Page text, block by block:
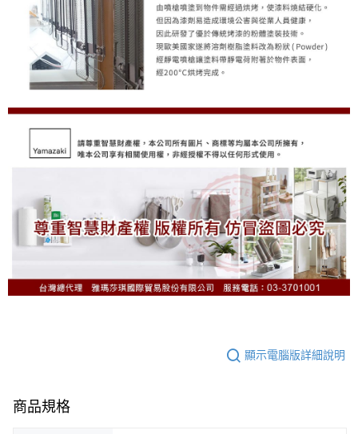
顯示電腦版詳細說明
商品規格